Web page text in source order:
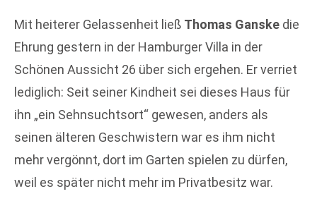
Mit heiterer Gelassenheit ließ Thomas Ganske die
Ehrung gestern in der Hamburger Villa in der
Schönen Aussicht 26 über sich ergehen. Er verriet
lediglich: Seit seiner Kindheit sei dieses Haus für
ihn „ein Sehnsuchtsort“ gewesen, anders als
seinen älteren Geschwistern war es ihm nicht
mehr vergönnt, dort im Garten spielen zu dürfen,
weil es später nicht mehr im Privatbesitz war.